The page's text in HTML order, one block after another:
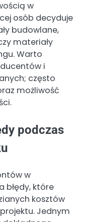
w
osób decyduje
budowlane,
materiały
Warto
i
często
możliwość
podczas
w
błędy, które
kosztów
Jednym